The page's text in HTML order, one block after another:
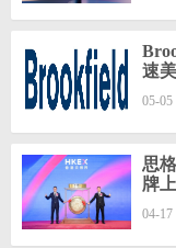
速
05-05
思
牌
04-17